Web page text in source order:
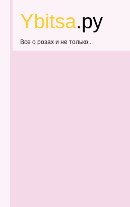
Ybitsa.ру
Все о розах и не только...